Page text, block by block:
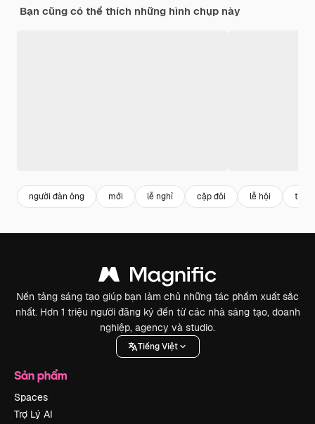
Bạn cũng có thể thích những hình chụp này
người đàn ông mới lễ nghỉ cặp đôi lễ hội
Nền tảng sáng tạo giúp bạn làm chủ những tác phẩm xuất sắc
nhất. Hơn 1 triệu người đăng ký đến từ các nhà sáng tạo, doanh
nghiệp, agency và studio.
Tiếng Việt
Sản phẩm
Spaces
Trợ Lý AI